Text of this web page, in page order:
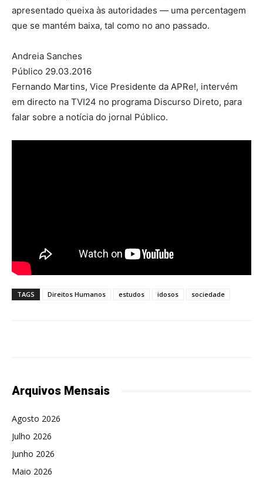
apresentado queixa às autoridades — uma percentagem
que se mantém baixa, tal como no ano passado.
Andreia Sanches
Público 29.03.2016
Fernando Martins, Vice Presidente da APRe!, intervém
em directo na TVI24 no programa Discurso Direto, para
falar sobre a notícia do jornal Público.
TAGS Direitos Humanos estudos idosos sociedade
Arquivos Mensais
Agosto 2026
Julho 2026
Junho 2026
Maio 2026